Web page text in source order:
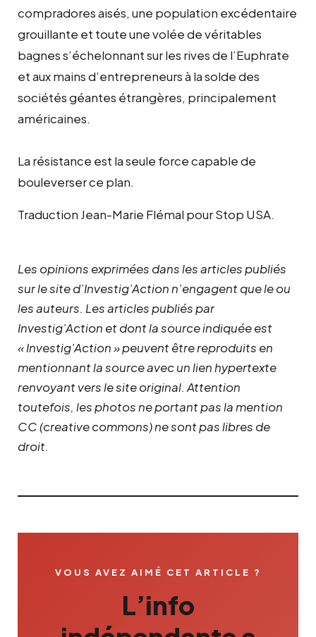
compradores aisés, une population excédentaire
grouillante et toute une volée de véritables
bagnes s’échelonnant sur les rives de l’Euphrate
et aux mains d’entrepreneurs à la solde des
sociétés géantes étrangères, principalement
américaines.
La résistance est la seule force capable de
bouleverser ce plan.
Traduction Jean-Marie Flémal pour Stop USA.
Les opinions exprimées dans les articles publiés
sur le site d’Investig’Action n’engagent que le ou
les auteurs. Les articles publiés par
Investig’Action et dont la source indiquée est
« Investig’Action » peuvent être reproduits en
mentionnant la source avec un lien hypertexte
renvoyant vers le site original. Attention
toutefois, les photos ne portant pas la mention
CC (creative commons) ne sont pas libres de
droit.
VOUS AVEZ AIMÉ CET ARTICLE ?
L’info